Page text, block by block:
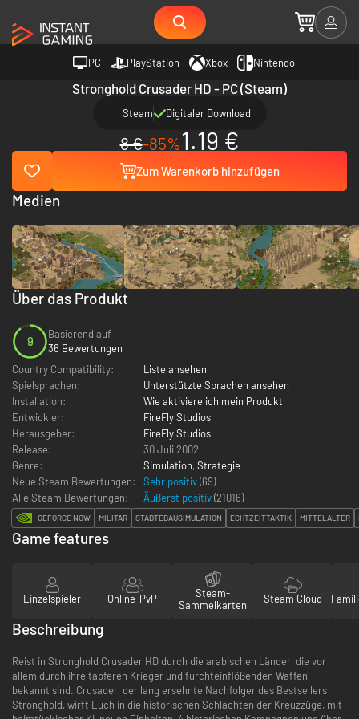
PC PlayStation Xbox Nintendo
Stronghold Crusader HD - PC (Steam)
Steam Digitaler Download
8 €-85%1.19 €
Zum Warenkorb hinzufügen
Über das Produkt
9
Basierend auf
36 Bewertungen
Country Compatibility:
Liste ansehen
Spielsprachen:
Unterstützte Sprachen ansehen
Installation:
Wie aktiviere ich mein Produkt
Entwickler:
FireFly Studios
Herausgeber:
FireFly Studios
Release:
30 Juli 2002
Genre:
Simulation, Strategie
Neue Steam Bewertungen:
Sehr positiv(69)
Alle Steam Bewertungen:
Äußerst positiv(21016)
GEFORCE NOW MILITÄR STÄDTEBAUSIMULATION ECHTZEITTAKTIK MITTELALTER
Medien
Game features
Einzelspieler Online-PvP
Steam-
Sammelkarten
Steam Cloud
Beschreibung
Reist in Stronghold Crusader HD durch die arabischen Länder, die vor
allem durch ihre tapferen Krieger und furchteinflößenden Waffen
bekannt sind. Crusader, der lang ersehnte Nachfolger des Bestsellers
Stronghold, wirft Euch in die historischen Schlachten der Kreuzzüge, mit